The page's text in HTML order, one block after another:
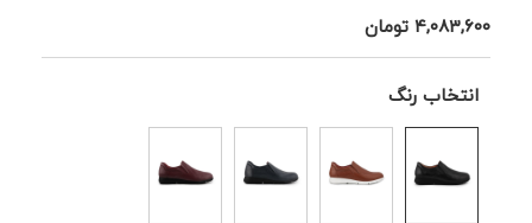
۴,۰۸۳,۶۰۰تومان
انتخاب رنگ